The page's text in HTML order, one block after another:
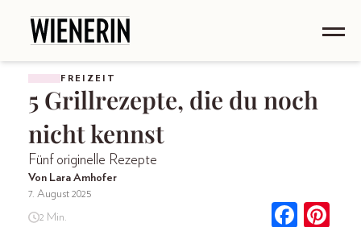
FREIZEIT
5 Grillrezepte, die du noch
nicht kennst
Fünf originelle Rezepte
Von Lara Amhofer
7. August 2025
2 Min.